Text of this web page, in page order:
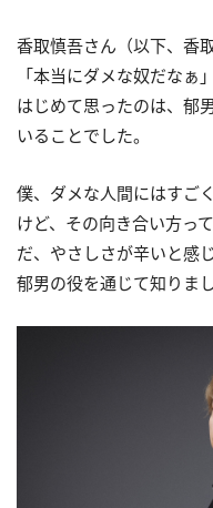
香取慎吾さん（以下、香
「本当にダメな奴だなぁ
はじめて思ったのは、郁
いることでした。
僕、ダメな人間にはすご
けど、その向き合い方っ
だ、やさしさが辛いと感
郁男の役を通じて知りまし